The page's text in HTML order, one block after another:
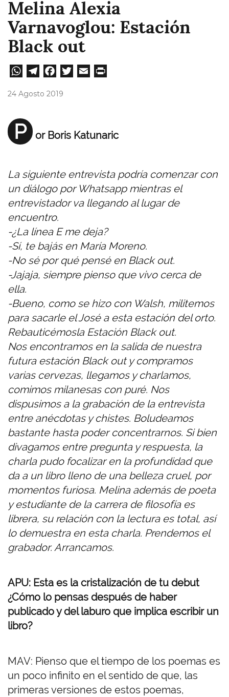
Melina Alexia
Varnavoglou: Estación
Black out
W
A
pp
Te
m
Fa
24 Agosto 2019
P or Boris Katunaric
La siguiente entrevista podría comenzar con
un diálogo por Whatsapp mientras el
entrevistador va llegando al lugar de
encuentro.
-¿La línea E me deja?
-Sí, te bajás en María Moreno.
-No sé por qué pensé en Black out.
-Jajaja, siempre pienso que vivo cerca de
ella.
-Bueno, como se hizo con Walsh, militemos
para sacarle el José a esta estación del orto.
Rebauticémosla Estación Black out.
Nos encontramos en la salida de nuestra
futura estación Black out y compramos
varias cervezas, llegamos y charlamos,
comimos milanesas con puré. Nos
dispusimos a la grabación de la entrevista
entre anécdotas y chistes. Boludeamos
bastante hasta poder concentrarnos. Si bien
divagamos entre pregunta y respuesta, la
charla pudo focalizar en la profundidad que
da a un libro lleno de una belleza cruel, por
momentos furiosa. Melina además de poeta
y estudiante de la carrera de filosofía es
librera, su relación con la lectura es total, así
lo demuestra en esta charla. Prendemos el
grabador. Arrancamos.
APU: Esta es la cristalización de tu debut
¿Cómo lo pensas después de haber
publicado y del laburo que implica escribir un
libro?
MAV: Pienso que el tiempo de los poemas es
un poco infinito en el sentido de que, las
primeras versiones de estos poemas,